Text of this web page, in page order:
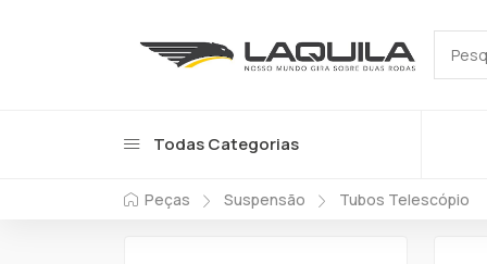
Todas Categorias
Peças Suspensão Tubos Telescópio